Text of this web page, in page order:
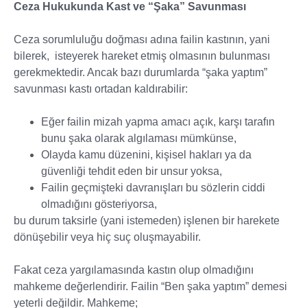
Ceza Hukukunda Kast ve “Şaka” Savunması
Ceza sorumluluğu doğması adına failin kastının, yani
bilerek, isteyerek hareket etmiş olmasının bulunması
gerekmektedir. Ancak bazı durumlarda “şaka yaptım”
savunması kastı ortadan kaldırabilir:
Eğer failin mizah yapma amacı açık, karşı tarafın
bunu şaka olarak algılaması mümkünse,
Olayda kamu düzenini, kişisel hakları ya da
güvenliği tehdit eden bir unsur yoksa,
Failin geçmişteki davranışları bu sözlerin ciddi
olmadığını gösteriyorsa,
bu durum taksirle (yani istemeden) işlenen bir harekete
dönüşebilir veya hiç suç oluşmayabilir.
Fakat ceza yargılamasında kastın olup olmadığını
mahkeme değerlendirir. Failin “Ben şaka yaptım” demesi
yeterli değildir. Mahkeme;